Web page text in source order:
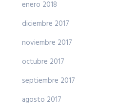
enero 2018
diciembre 2017
noviembre 2017
octubre 2017
septiembre 2017
agosto 2017